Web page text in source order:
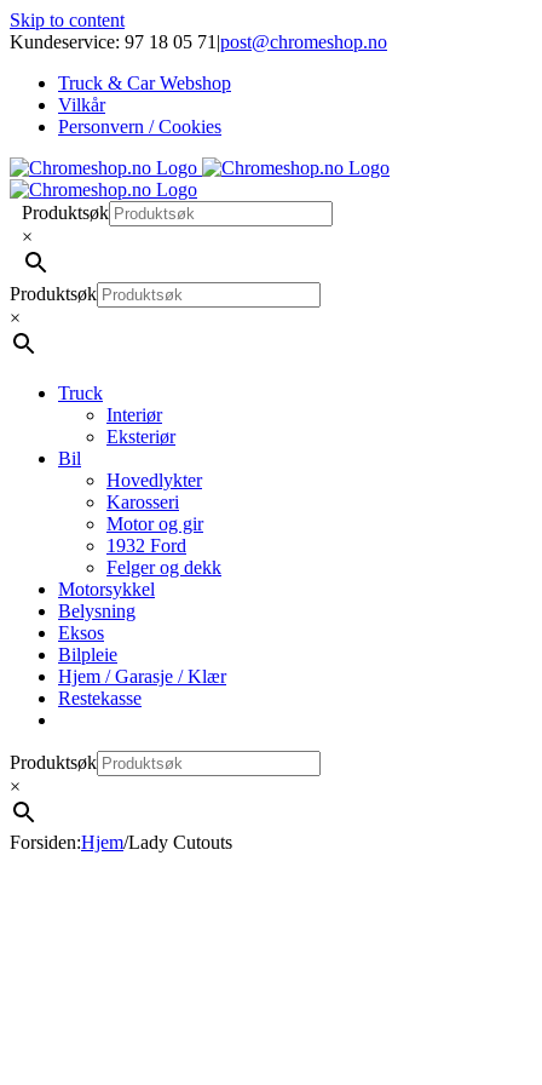
Skip to content
Kundeservice: 97 18 05 71 |post@chromeshop.no
Truck & Car Webshop
Vilkår
Personvern / Cookies
Produktsøk
×
Produktsøk
×
Truck
Interiør
Eksteriør
Bil
Hovedlykter
Karosseri
Motor og gir
1932 Ford
Felger og dekk
Motorsykkel
Belysning
Eksos
Bilpleie
Hjem / Garasje / Klær
Restekasse
Produktsøk
×
Forsiden:Hjem/Lady Cutouts